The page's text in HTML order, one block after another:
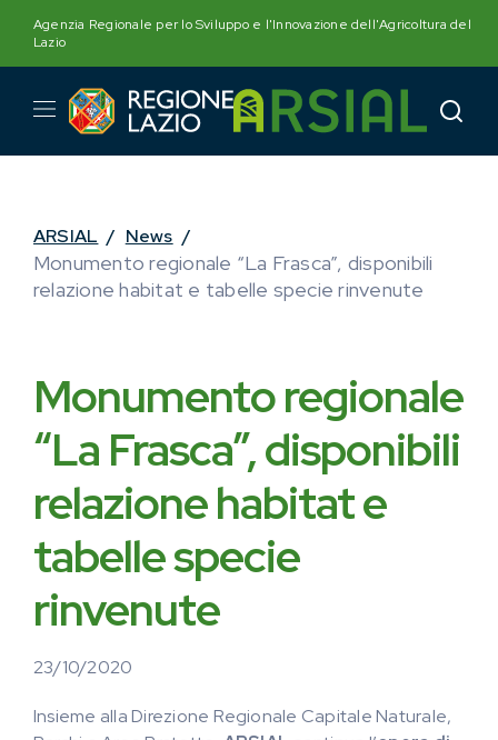
content
Agenzia Regionale per lo Sviluppo e l'Innovazione dell'Agricoltura del
Lazio
ARSIAL / News /
Monumento regionale “La Frasca”, disponibili
relazione habitat e tabelle specie rinvenute
Monumento regionale
“La Frasca”, disponibili
relazione habitat e
tabelle specie
rinvenute
23/10/2020
Insieme alla Direzione Regionale Capitale Naturale,